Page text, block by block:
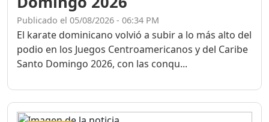
Publicado el 05/08/2026 - 06:34 PM
El karate dominicano volvió a subir a lo más alto del
podio en los Juegos Centroamericanos y del Caribe
Santo Domingo 2026, con las conqu...